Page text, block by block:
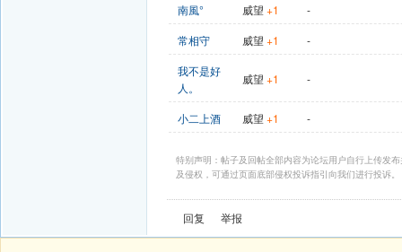
南風° 威望 +1
-
常相守
威望 +1
-
我不是好
人。
威望 +1 -
小二上酒 威望 +1 -
特别声明：帖子及回帖全部内容为论坛用户自行上传发
及侵权，可通过页面底部侵权投诉指引向我们进行投诉。
回复 举报